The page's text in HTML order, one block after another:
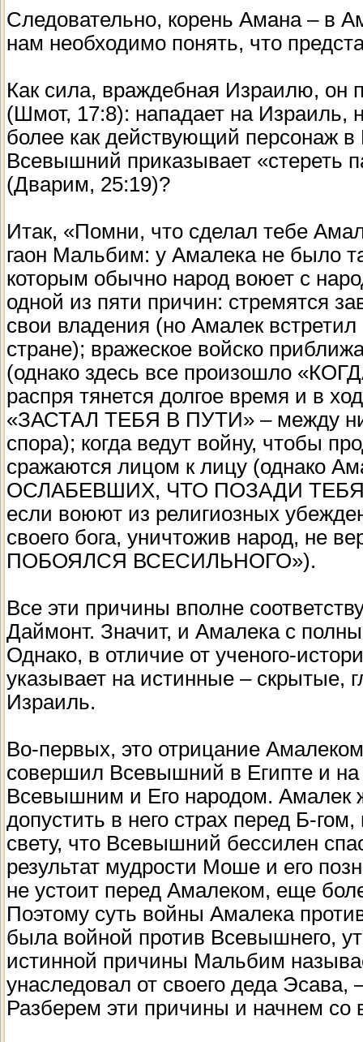
Следовательно, корень Амана – в
нам необходимо понять, что
Как сила, враждебная Израилю, он
(Шмот, 17:8): нападает на Израиль,
более как действующий персонаж
Всевышний приказывает «стереть
(Дварим, 25:19)?
Итак, «Помни, что сделал тебе
гаон Мальбим: у Амалека не было
которым обычно народ воюет с
одной из пяти причин: стремятся
свои владения (но Амалек
стране); вражеское войско
(однако здесь все произошло
распря тянется долгое время и в
«ЗАСТАЛ ТЕБЯ В ПУТИ» – между
спора); когда ведут войну, чтобы
сражаются лицом к лицу (однако
ОСЛАБЕВШИХ, ЧТО ПОЗАДИ
если воюют из религиозных
своего бога, уничтожив народ, не
ПОБОЯЛСЯ ВСЕСИЛЬНОГО»).
Все эти причины вполне
Даймонт. Значит, и Амалека с
Однако, в отличие от ученого-
указывает на истинные – скрытые,
Израиль.
Во-первых, это отрицание
совершил Всевышний в Египте и на
Всевышним и Его народом. Амалек
допустить в него страх перед Б-
свету, что Всевышний бессилен
результат мудрости Моше и его
не устоит перед Амалеком, еще
Поэтому суть войны Амалека
была войной против Всевышнего,
истинной причины Мальбим
унаследовал от своего деда Эсава,
Разберем эти причины и начнем со